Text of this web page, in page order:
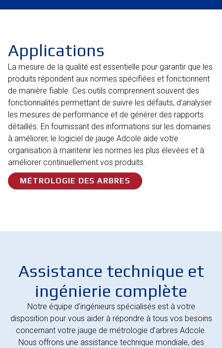
Applications
La mesure de la qualité est essentielle pour garantir que les
produits répondent aux normes spécifiées et fonctionnent
de manière fiable. Ces outils comprennent souvent des
fonctionnalités permettant de suivre les défauts, d’analyser
les mesures de performance et de générer des rapports
détaillés. En fournissant des informations sur les domaines
à améliorer, le logiciel de jauge Adcole aide votre
organisation à maintenir les normes les plus élevées et à
améliorer continuellement vos produits.
MÉTROLOGIE DES ARBRES
Assistance technique et
ingénierie complète
Notre équipe d’ingénieurs spécialisés est à votre
disposition pour vous aider à répondre à tous vos besoins
concernant votre jauge de métrologie d’arbres Adcole.
Nous offrons une assistance technique mondiale, des